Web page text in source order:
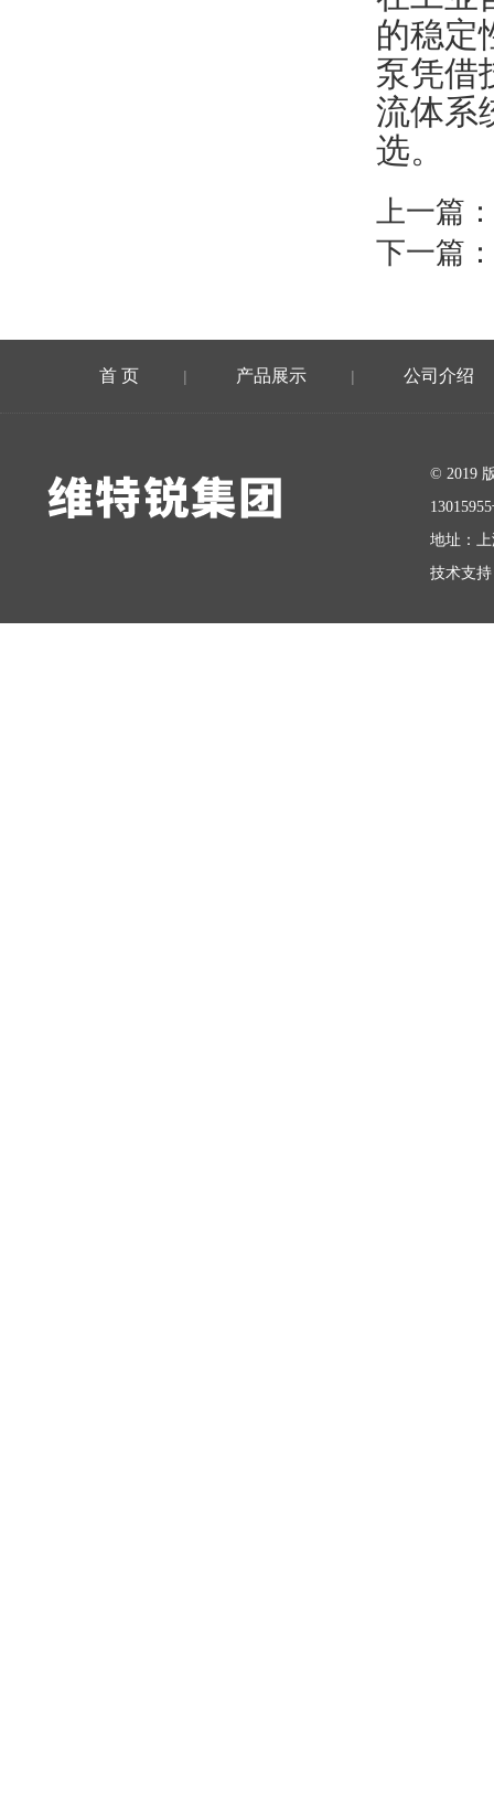
的稳定
泵凭借
流体系
选。
上一篇：
下一篇：
首 页 | 产品展示 | 公司介绍
© 2019
地址：
技术支